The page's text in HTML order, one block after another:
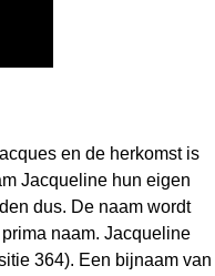
en de herkomst is
Jacqueline hun eigen
dus. De naam wordt
naam. Jacqueline
364). Een bijnaam van